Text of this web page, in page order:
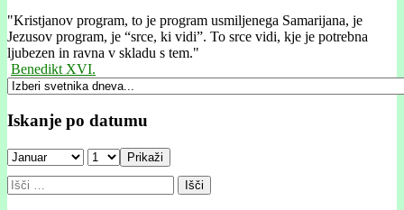
"Kristjanov program, to je program usmiljenega Samarijana, je
Jezusov program, je “srce, ki vidi”. To srce vidi, kje je potrebna
ljubezen in ravna v skladu s tem."
Benedikt XVI.
Iskanje po datumu
Prikaži
Išči: